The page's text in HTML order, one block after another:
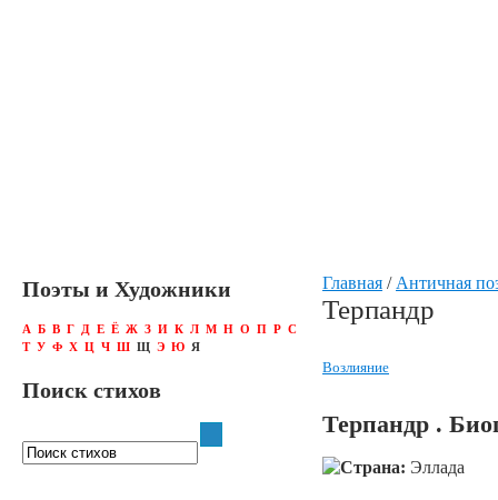
Главная /Античная
Терпандр
Возлияние
Терпандр .
Страна: Эллада
Поэты и Художники
А Б В Г Д Е Ё Ж З И К Л М Н О П Р С
Т У Ф Х Ц Ч Ш Щ Э Ю Я
Поиск стихов